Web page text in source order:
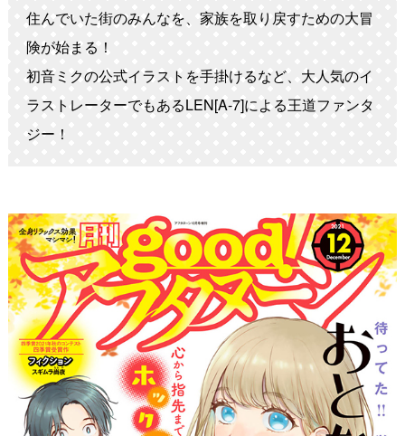
住んでいた街のみんなを、家族を取り戻すための大冒
険が始まる！
初音ミクの公式イラストを手掛けるなど、大人気のイ
ラストレーターでもあるLEN[A-7]による王道ファンタ
ジー！